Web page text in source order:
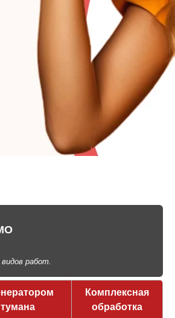
работ.
Комплексная
обработка